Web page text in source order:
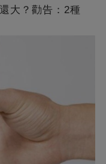
大？勸告：2種